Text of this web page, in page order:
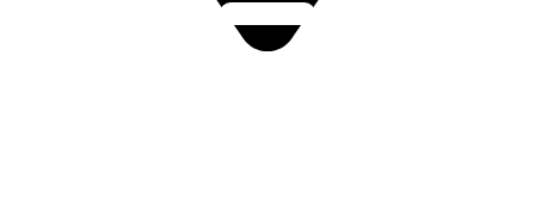
Click Here